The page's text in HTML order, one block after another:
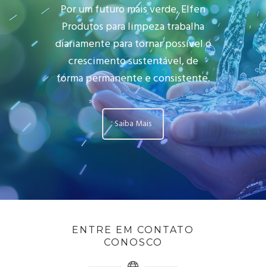
Por um futuro mais verde, Elfen
Produtos para limpeza trabalha
diariamente para tornar possível o
crescimento sustentável, de
forma permanente e consistente.
Saiba Mais
ENTRE EM CONTATO
CONOSCO